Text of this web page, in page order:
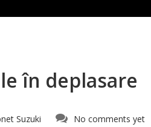
în deplasare
Suzuki No comments yet